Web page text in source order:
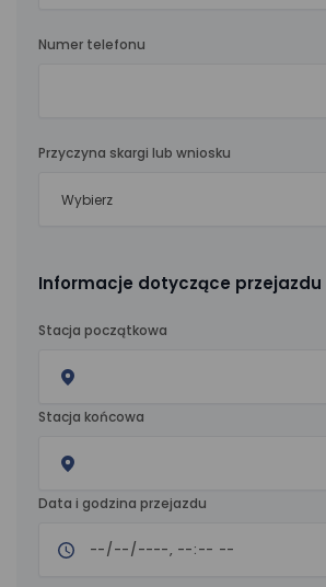
Numer telefonu
Przyczyna skargi lub wniosku
Wybierz
Informacje dotyczące przejazdu
Stacja początkowa
Stacja końcowa
Data i godzina przejazdu